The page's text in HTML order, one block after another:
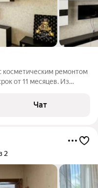
косметическим ремонтом
от 11 месяцев. Из
Чат
2